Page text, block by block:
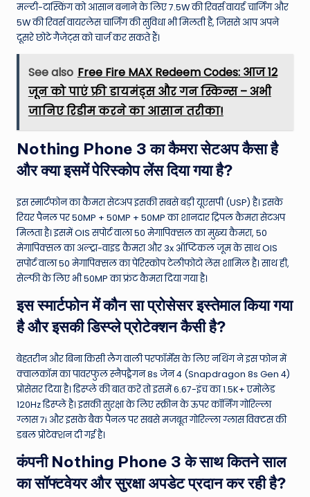
मल्टी-टास्किंग को आसान बनाने के लिए 7.5W की रिवर्स वायर्ड चार्जिंग और
5W की रिवर्स वायरलेस चार्जिंग की सुविधा भी मिलती है, जिससे आप अपने
दूसरे छोटे गैजेट्स को चार्ज कर सकते हैं।
See also Free Fire MAX Redeem Codes: आज 12
जून को पाएं फ्री डायमंड्स और गन स्किन्स – अभी
जानिए रिडीम करने का आसान तरीका!
Nothing Phone 3 का कैमरा सेटअप कैसा है
और क्या इसमें पेरिस्कोप लेंस दिया गया है?
इस स्मार्टफोन का कैमरा सेटअप इसकी सबसे बड़ी यूएसपी (USP) है। इसके
रियर पैनल पर 50MP + 50MP + 50MP का शानदार ट्रिपल कैमरा सेटअप
मिलता है। इसमें OIS सपोर्ट वाला 50 मेगापिक्सल का मुख्य कैमरा, 50
मेगापिक्सल का अल्ट्रा-वाइड कैमरा और 3x ऑप्टिकल जूम के साथ OIS
सपोर्ट वाला 50 मेगापिक्सल का पेरिस्कोप टेलीफोटो लेंस शामिल है। साथ ही,
सेल्फी के लिए भी 50MP का फ्रंट कैमरा दिया गया है।
इस स्मार्टफोन में कौन सा प्रोसेसर इस्तेमाल किया गया
है और इसकी डिस्प्ले प्रोटेक्शन कैसी है?
बेहतरीन और बिना किसी लैग वाली परफॉर्मेंस के लिए नथिंग ने इस फोन में
क्वालकॉम का पावरफुल स्नैपड्रैगन 8s जेन 4 (Snapdragon 8s Gen 4)
प्रोसेसर दिया है। डिस्प्ले की बात करें तो इसमें 6.67-इंच का 1.5K+ एमोलेड
120Hz डिस्प्ले है। इसकी सुरक्षा के लिए स्क्रीन के ऊपर कॉर्निंग गोरिल्ला
ग्लास 7i और इसके बैक पैनल पर सबसे मजबूत गोरिल्ला ग्लास विक्टस की
डबल प्रोटेक्शन दी गई है।
कंपनी Nothing Phone 3 के साथ कितने साल
का सॉफ्टवेयर और सुरक्षा अपडेट प्रदान कर रही है?